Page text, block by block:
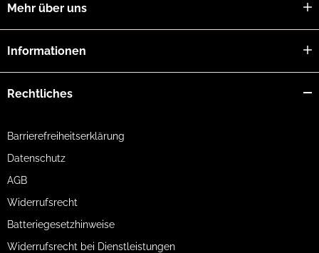
Mehr über uns
Informationen
Rechtliches
Barrierefreiheitserklärung
Datenschutz
AGB
Widerrufsrecht
Batteriegesetzhinweise
Widerrufsrecht bei Dienstleistungen